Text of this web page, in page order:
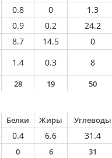
0.8 0
1.3
0.9 0.2
24.2
8.7 14.5
0
1.4 0.3
8
28 19 50
Белки Жиры Углеводы
0.4 6.6
31.4
0 6 31